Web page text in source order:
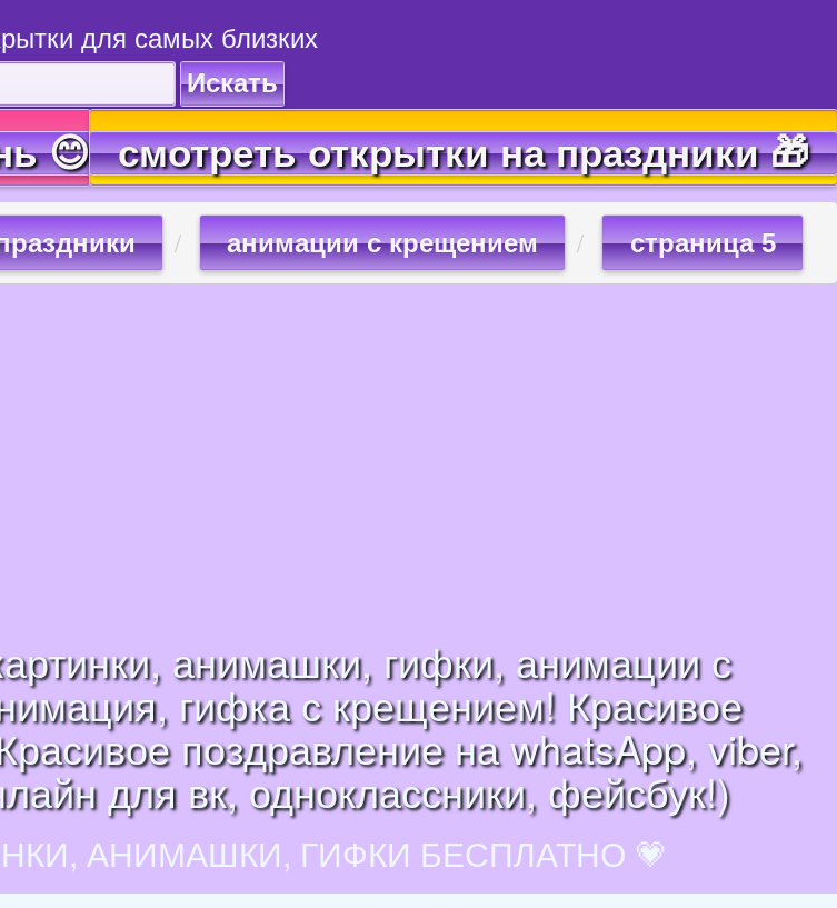
для самых близких
Искать
😊 смотреть открытки на праздники 🎁
анимации с крещением страница 5
анимашки, гифки, анимации с
гифка с крещением! Красивое
поздравление на whatsApp, viber,
для вк, одноклассники, фейсбук!)
АНИМАШКИ, ГИФКИ БЕСПЛАТНО 💗